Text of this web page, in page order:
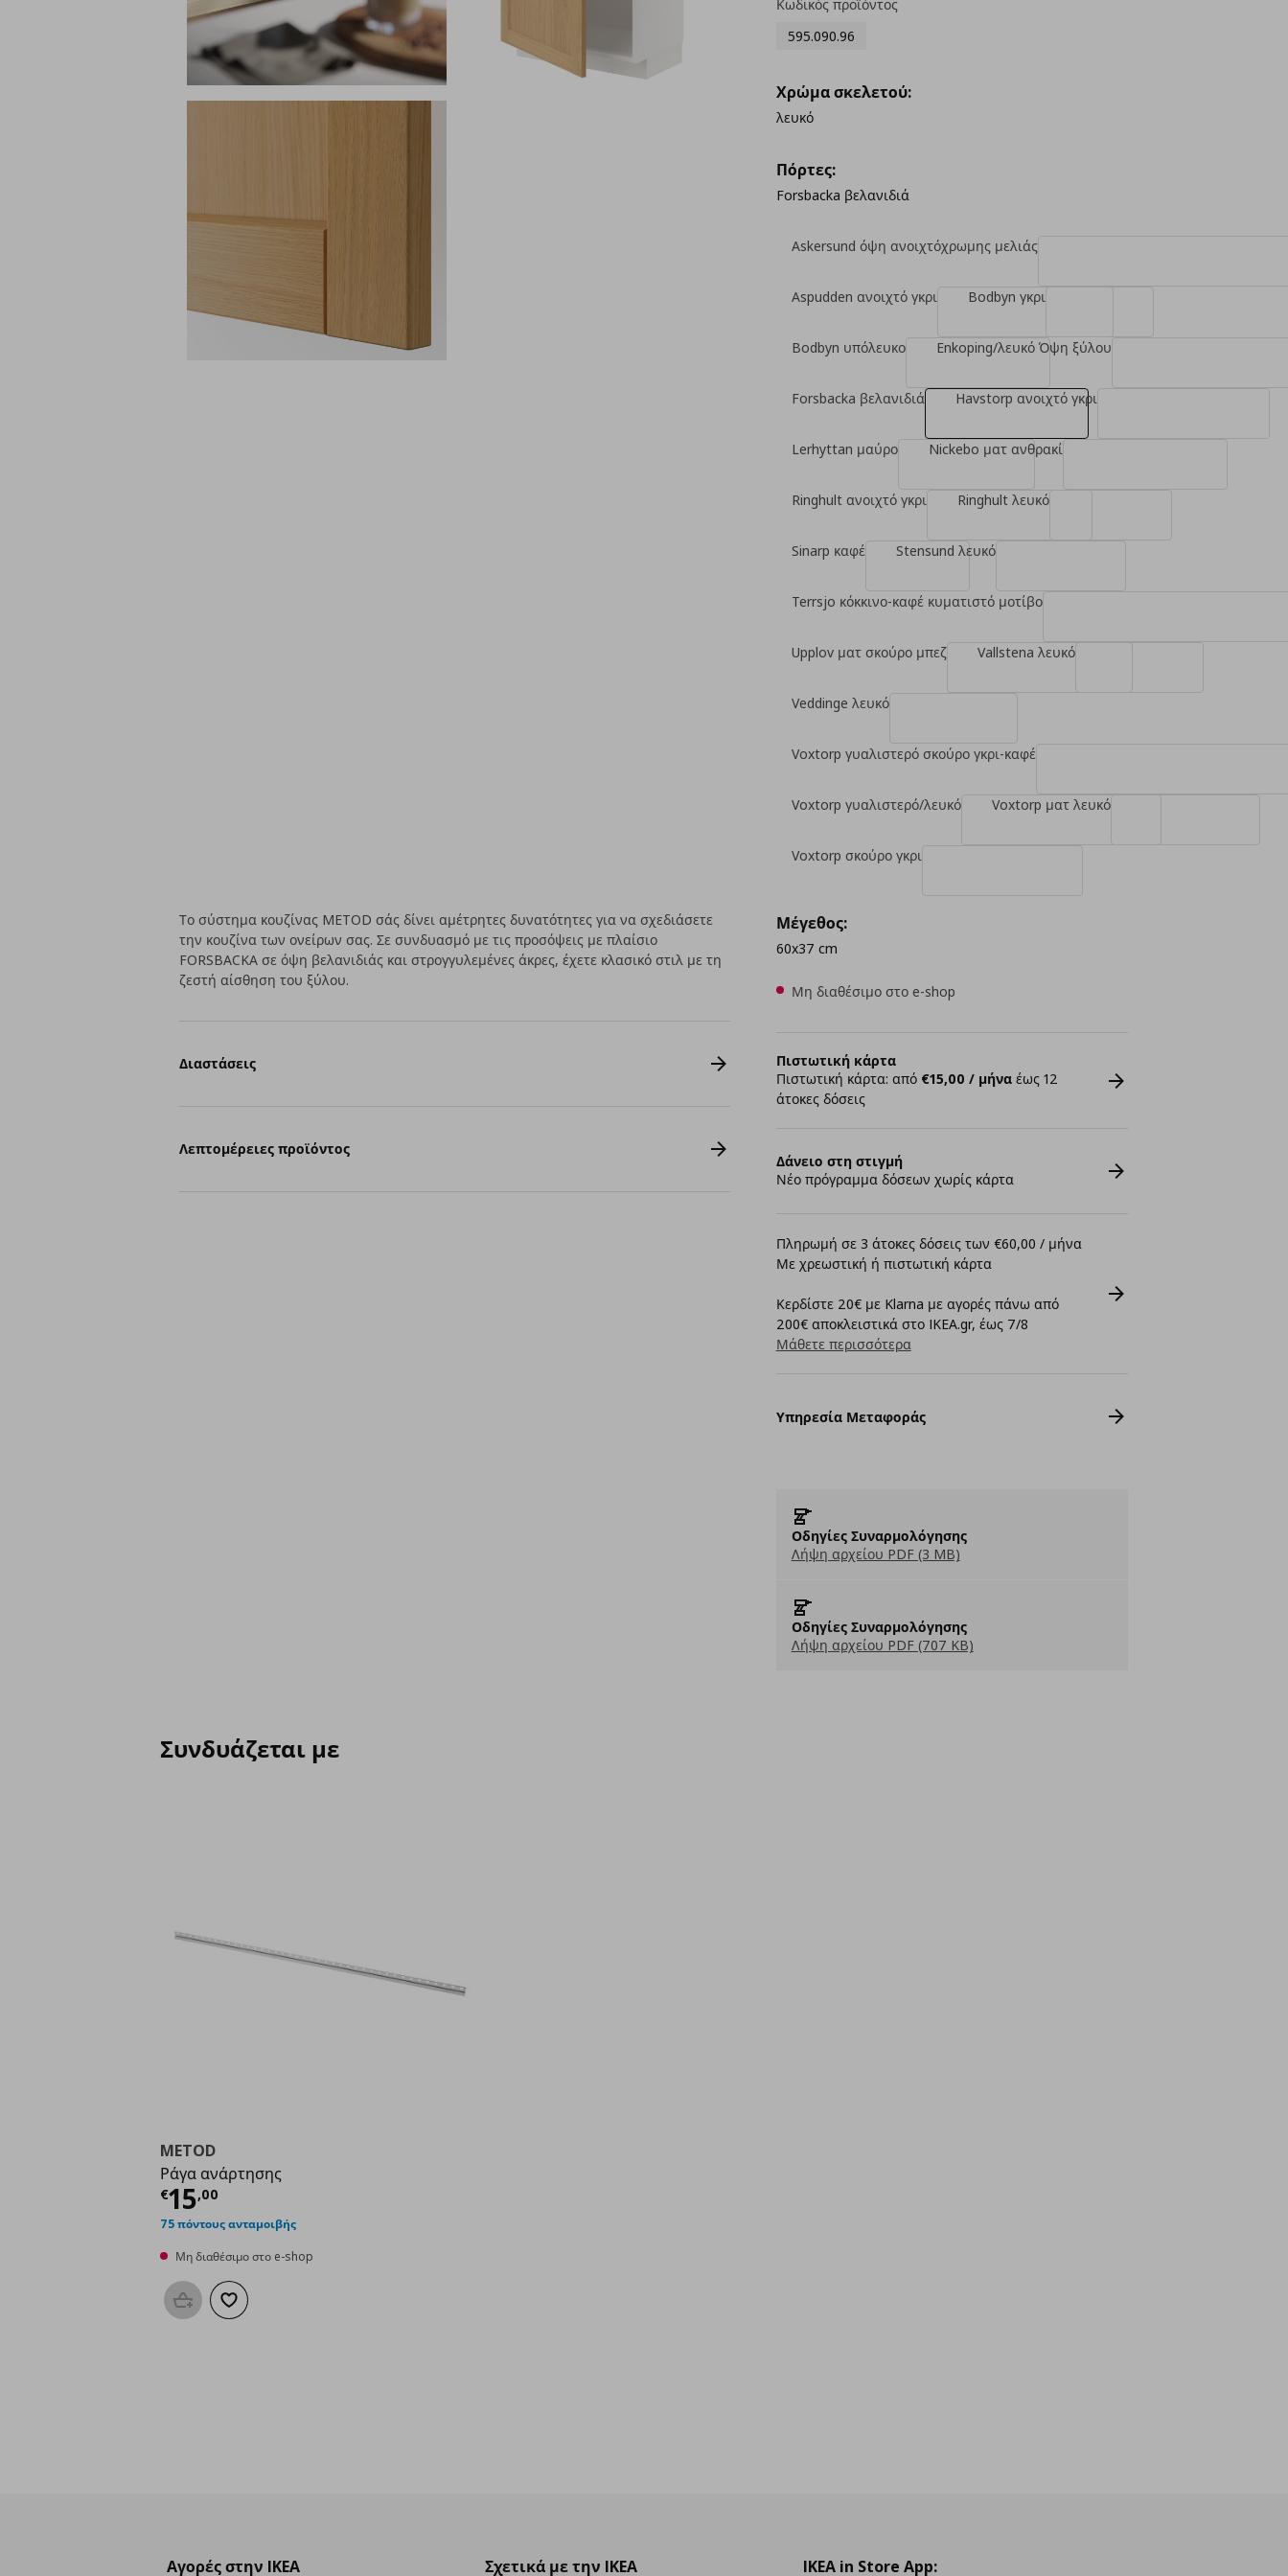
Κωδικός προϊόντος
595.090.96
Χρώμα σκελετού:
λευκό
Πόρτες:
Forsbacka βελανιδιά
Askersund όψη ανοιχτόχρωμης μελιάς
Aspudden ανοιχτό γκρι Bodbyn γκρι
Bodbyn υπόλευκο Enkoping/λευκό Όψη ξύλου
Forsbacka βελανιδιά Havstorp ανοιχτό γκρι
Lerhyttan μαύρο Nickebo ματ ανθρακί
Ringhult ανοιχτό γκρι Ringhult λευκό
Sinarp καφέ Stensund λευκό
Terrsjo κόκκινο-καφέ κυματιστό μοτίβο
Upplov ματ σκούρο μπεζ Vallstena λευκό
Veddinge λευκό
Voxtorp γυαλιστερό σκούρο γκρι-καφέ
Voxtorp γυαλιστερό/λευκό Voxtorp ματ λευκό
Voxtorp σκούρο γκρι
Μέγεθος:
60x37 cm
Μη διαθέσιμο στο e-shop
Πιστωτική κάρτα
Πιστωτική κάρτα: από €15,00 / μήναέως 12
άτοκες δόσεις
Δάνειο στη στιγμή
Νέο πρόγραμμα δόσεων χωρίς κάρτα
Πληρωμή σε 3 άτοκες δόσεις των €60,00 / μήνα
Με χρεωστική ή πιστωτική κάρτα
Κερδίστε 20€ με Klarna με αγορές πάνω από
200€ αποκλειστικά στο IKEA.gr, έως 7/8
Μάθετε περισσότερα
Υπηρεσία Μεταφοράς
Οδηγίες Συναρμολόγησης
Λήψη αρχείου PDF (3 MB)
Οδηγίες Συναρμολόγησης
Λήψη αρχείου PDF (707 KB)
Το σύστημα κουζίνας METOD σάς δίνει αμέτρητες δυνατότητες για να σχεδιάσετε
την κουζίνα των ονείρων σας. Σε συνδυασμό με τις προσόψεις με πλαίσιο
FORSBACKA σε όψη βελανιδιάς και στρογγυλεμένες άκρες, έχετε κλασικό στιλ με τη
ζεστή αίσθηση του ξύλου.
Διαστάσεις
Λεπτομέρειες προϊόντος
Συνδυάζεται με
METOD
Ράγα ανάρτησης
€15,00
Τρέχουσα τιμή
75 πόντους ανταμοιβής
Μη διαθέσιμο στο e-shop
Προσθήκη στο καλάθι
Προσθήκη στα αγαπημένα
Αγορές στην IKEA Σχετικά με την IKEA IKEA in Store App: